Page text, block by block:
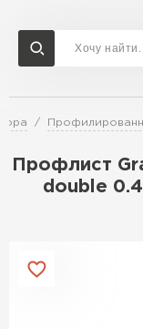
Профлист
double
Сервисы расчета
Расчет
Расчет
Расчет софитов
Расчет кровли